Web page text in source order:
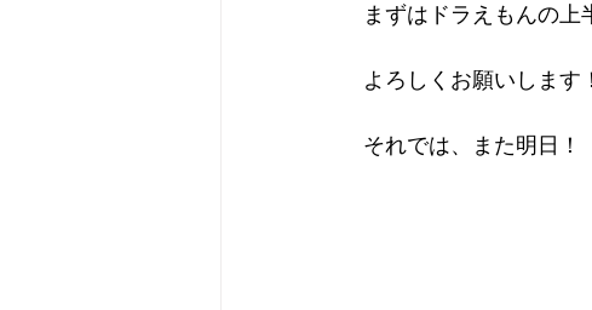
まずはドラえもんの上
よろしくお願いします！
それでは、また明日！